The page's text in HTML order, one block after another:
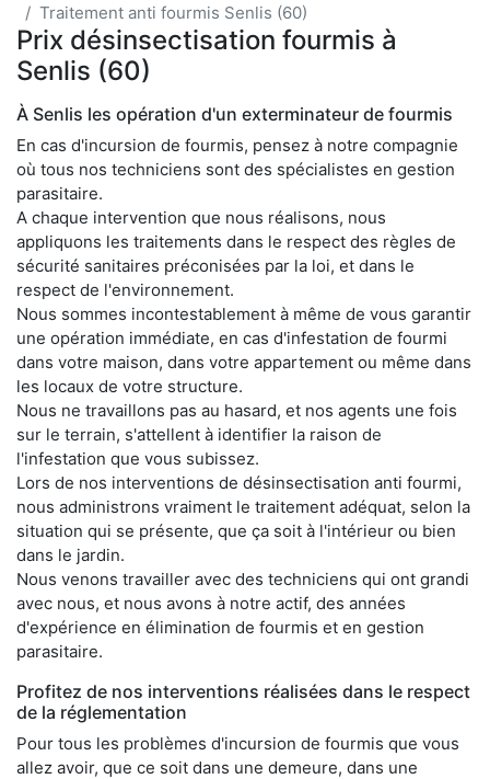
Traitement anti fourmis Senlis (60)
Prix désinsectisation fourmis à
Senlis (60)
À Senlis les opération d'un exterminateur de fourmis
En cas d'incursion de fourmis, pensez à notre compagnie
où tous nos techniciens sont des spécialistes en gestion
parasitaire.
A chaque intervention que nous réalisons, nous
appliquons les traitements dans le respect des règles de
sécurité sanitaires préconisées par la loi, et dans le
respect de l'environnement.
Nous sommes incontestablement à même de vous garantir
une opération immédiate, en cas d'infestation de fourmi
dans votre maison, dans votre appartement ou même dans
les locaux de votre structure.
Nous ne travaillons pas au hasard, et nos agents une fois
sur le terrain, s'attellent à identifier la raison de
l'infestation que vous subissez.
Lors de nos interventions de désinsectisation anti fourmi,
nous administrons vraiment le traitement adéquat, selon la
situation qui se présente, que ça soit à l'intérieur ou bien
dans le jardin.
Nous venons travailler avec des techniciens qui ont grandi
avec nous, et nous avons à notre actif, des années
d'expérience en élimination de fourmis et en gestion
parasitaire.
Profitez de nos interventions réalisées dans le respect
de la réglementation
Pour tous les problèmes d'incursion de fourmis que vous
allez avoir, que ce soit dans une demeure, dans une